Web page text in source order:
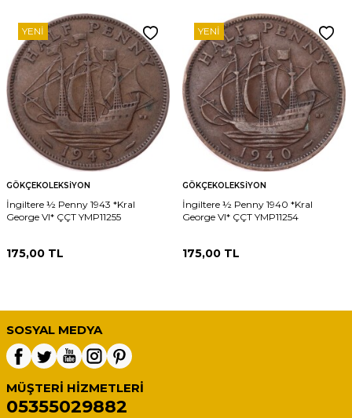
YENI
GÖKÇEKOLEKSIYON
İngiltere ½ Penny 1943 *Kral
George VI* ÇÇT YMP11255
175,00 TL
YENI
GÖKÇEKOLEKSIYON
İngiltere ½ Penny 1940 *Kral
George VI* ÇÇT YMP11254
175,00 TL
SOSYAL MEDYA
MÜŞTERI HIZMETLERI
05355029882